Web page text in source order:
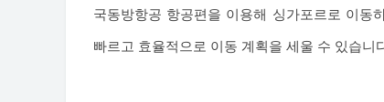
국동방항공 항공편을 이용해 싱가포르로 이동
빠르고 효율적으로 이동 계획을 세울 수 있습니